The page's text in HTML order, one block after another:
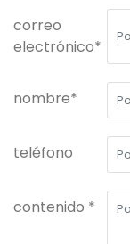
correo
electrónico*
nombre*
teléfono
contenido *